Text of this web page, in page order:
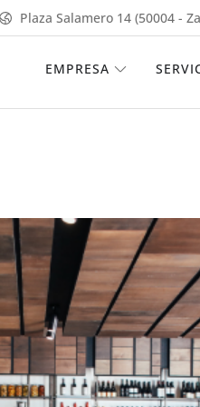
Plaza Salamero 14 (50004 -
EMPRESA ABRIR